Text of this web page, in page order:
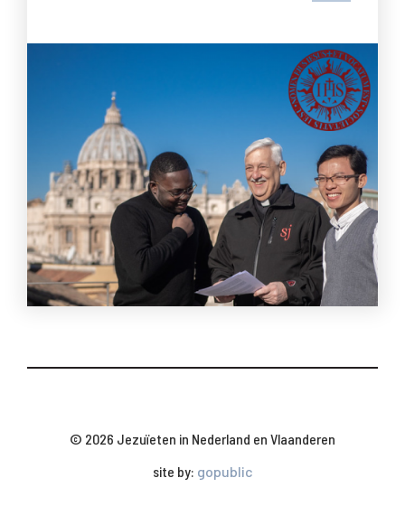
© 2026 Jezuïeten in Nederland en Vlaanderen
site by: gopublic